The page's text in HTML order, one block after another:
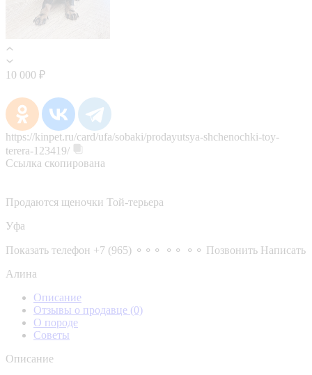
10 000 ₽
https://kinpet.ru/card/ufa/sobaki/prodayutsya-shchenochki-toy-
terera-123419/
Ссылка скопирована
Продаются щеночки Той-терьера
Уфа
Показать телефон +7 (965) ⚬⚬⚬ ⚬⚬ ⚬⚬ Позвонить Написать
Алина
Описание
Отзывы о продавце (0)
О породе
Советы
Описание